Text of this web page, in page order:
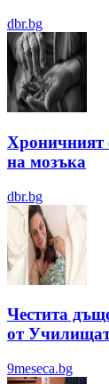
dbr.bg
Хроничният
на мозъка
dbr.bg
Честита
от
9meseca.bg